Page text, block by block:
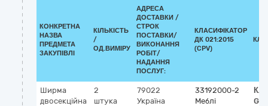
КОНКРЕТНА
НАЗВА
ПРЕДМЕТА
ЗАКУПІВЛІ
КІЛЬКІСТЬ
/
ОД.ВИМІРУ
АДРЕСА
ДОСТАВКИ /
СТРОК
ПОСТАВКИ/
ВИКОНАННЯ
РОБІТ/
НАДАННЯ
ПОСЛУГ:
КЛАСИФІКАТОР
ДК 021:2015
(CPV)
Ширма
двосекційна
2
штука
79022
Україна
33192000-2
Меблі